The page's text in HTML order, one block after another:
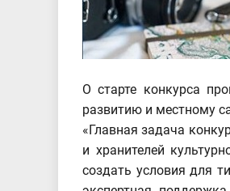
О старте конкурса
развитию и местному
«Главная задача
и хранителей
создать условия для